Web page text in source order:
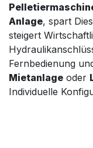
Anlage, spart
steigert
Fernbedienung
Mietanlage oder
Individuelle